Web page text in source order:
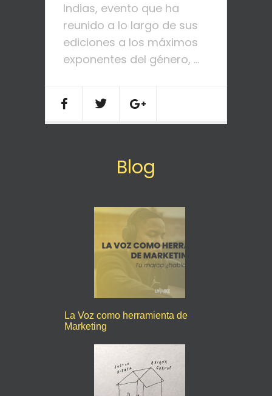
Indias, evento que ha
reunido a lo largo de sus
ediciones a los máximos
exponentes del género, ...
Blog
La Voz como herramienta de
Marketing